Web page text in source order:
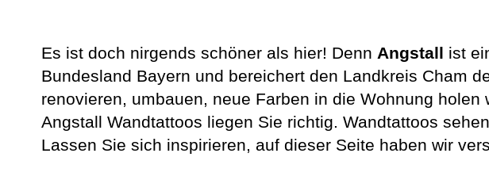
Es ist doch nirgends schöner als hier! Denn Angstall ist
Bundesland Bayern und bereichert den Landkreis Cham
renovieren, umbauen, neue Farben in die Wohnung
Angstall Wandtattoos liegen Sie richtig. Wandtattoos
Lassen Sie sich inspirieren, auf dieser Seite haben wir